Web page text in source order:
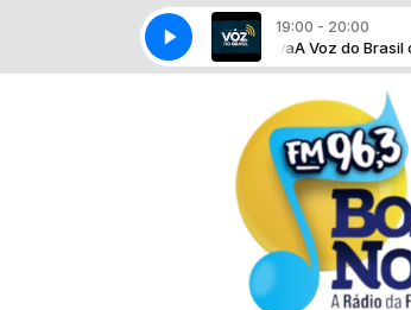
19:00 - 20:00
Voz do Brasil com Rádio Boa Nova A Voz do Brasil